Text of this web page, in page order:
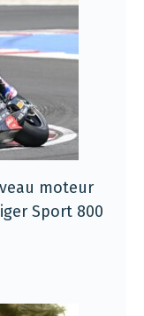
moteur
Sport 800